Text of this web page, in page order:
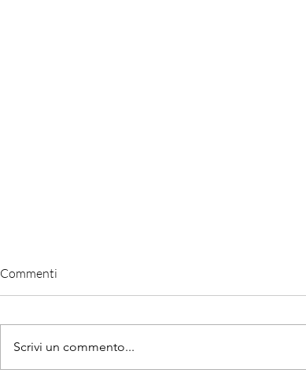
Commenti
Scrivi un commento...